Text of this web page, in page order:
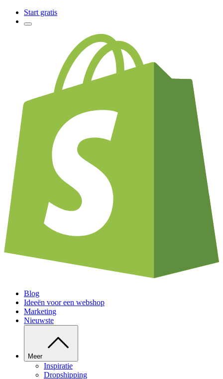
Start gratis
Blog
Ideeën voor een webshop
Marketing
Nieuwste
Meer
Inspiratie
Dropshipping